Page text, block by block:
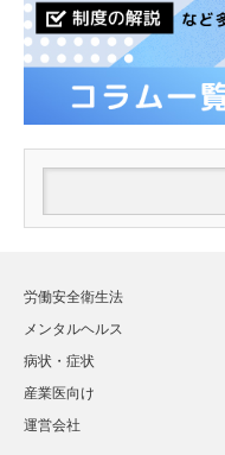
労働安全衛生法
メンタルヘルス
病状・症状
産業医向け
運営会社